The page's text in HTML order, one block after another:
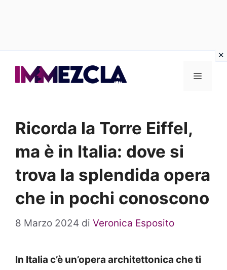
Menu
Ricorda la Torre Eiffel,
ma è in Italia: dove si
trova la splendida opera
che in pochi conoscono
8 Marzo 2024 di Veronica Esposito
In Italia c’è un’opera architettonica che ti